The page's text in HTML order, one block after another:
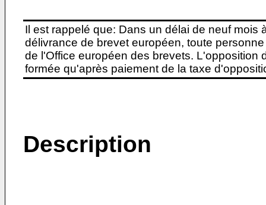
Il est rappelé que: Dans un délai de neuf
délivrance de brevet européen, toute
de l'Office européen des brevets. L'opposition
formée qu'après paiement de la taxe
Description